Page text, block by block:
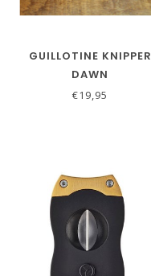
GUILLOTINE KNIPPER
DAWN
€19,95